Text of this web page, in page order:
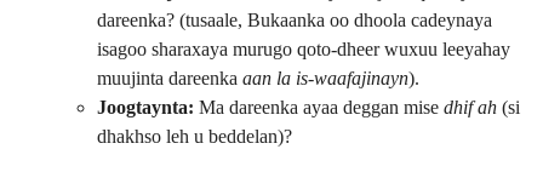
dareenka? (tusaale, Bukaanka oo dhoola cadeynaya
isagoo sharaxaya murugo qoto-dheer wuxuu leeyahay
muujinta dareenka aan la is-waafajinayn).
Joogtaynta: Ma dareenka ayaa deggan mise dhif ah (si
dhakhso leh u beddelan)?